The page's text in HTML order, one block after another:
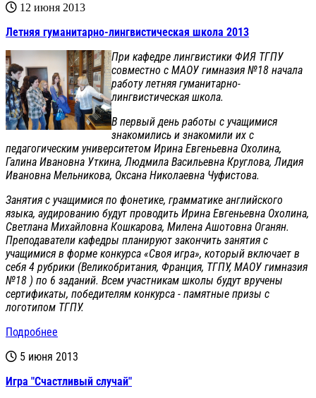
12 июня 2013
Летняя гуманитарно-лингвистическая школа 2013
При кафедре лингвистики ФИЯ ТГПУ
совместно с МАОУ гимназия №18 начала
работу летняя гуманитарно-
лингвистическая школа.
В первый день работы с учащимися
знакомились и знакомили их с
педагогическим университетом Ирина Евгеньевна Охолина,
Галина Ивановна Уткина, Людмила Васильевна Круглова, Лидия
Ивановна Мельникова, Оксана Николаевна Чуфистова.
Занятия с учащимися по фонетике, грамматике английского
языка, аудированию будут проводить Ирина Евгеньевна Охолина,
Светлана Михайловна Кошкарова, Милена Ашотовна Оганян.
Преподаватели кафедры планируют закончить занятия с
учащимися в форме конкурса «Своя игра», который включает в
себя 4 рубрики (Великобритания, Франция, ТГПУ, МАОУ гимназия
№18 ) по 6 заданий. Всем участникам школы будут вручены
сертификаты, победителям конкурса - памятные призы с
логотипом ТГПУ.
Подробнее
5 июня 2013
Игра "Счастливый случай"